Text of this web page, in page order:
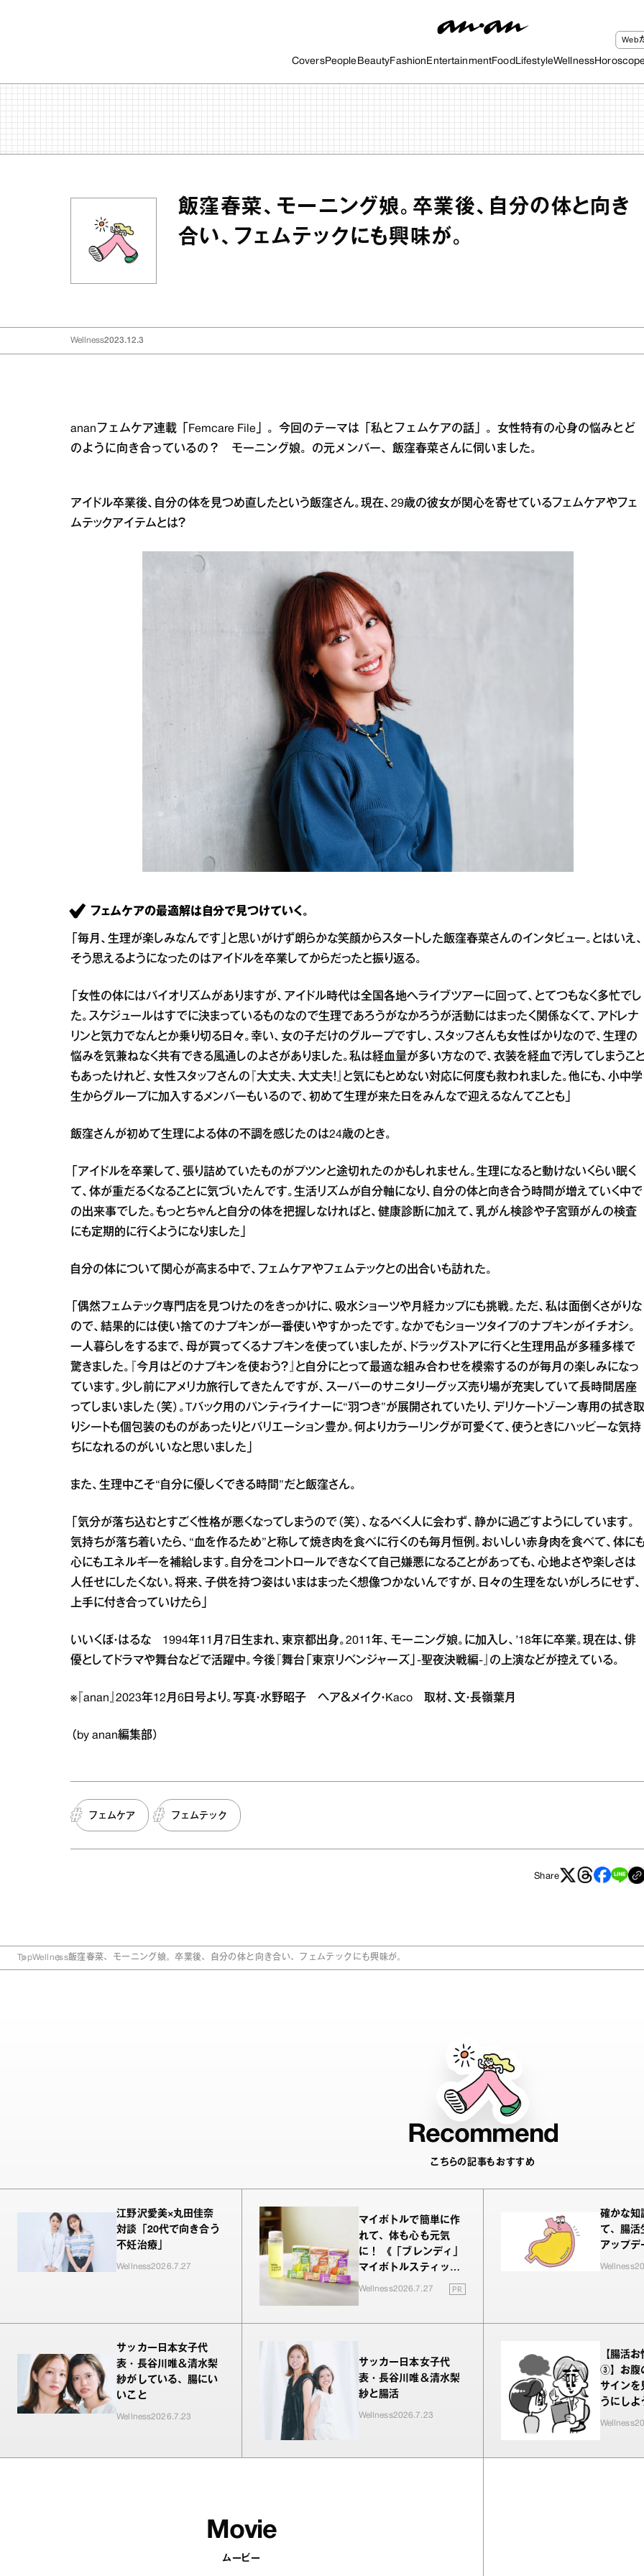
CoversPeople BeautyFashion EntertainmentFood LifestyleWellness
Web
飯窪春菜、モーニング娘。卒業後、自分の体と向き
合い、フェムテックにも興味が。
Wellness2023.12.3
ananフェムケア連載「Femcare File」。今回のテーマは「私とフェムケアの話」。女性特有の心身の悩みとど
のように向き合っているの？ モーニング娘。の元メンバー、飯窪春菜さんに伺いました。
アイドル卒業後、自分の体を見つめ直したという飯窪さん。現在、29歳の彼女が関心を寄せているフェムケアやフェ
ムテックアイテムとは？
フェムケアの最適解は自分で見つけていく。
「毎月、生理が楽しみなんです」と思いがけず朗らかな笑顔からスタートした飯窪春菜さんのインタビュー。とはいえ、
そう思えるようになったのはアイドルを卒業してからだったと振り返る。
「女性の体にはバイオリズムがありますが、アイドル時代は全国各地へライブツアーに回って、とてつもなく多忙でし
た。スケジュールはすでに決まっているものなので生理であろうがなかろうが活動にはまったく関係なくて、アドレナ
リンと気力でなんとか乗り切る日々。幸い、女の子だけのグループですし、スタッフさんも女性ばかりなので、生理の
悩みを気兼ねなく共有できる風通しのよさがありました。私は経血量が多い方なので、衣装を経血で汚してしまうこ
もあったけれど、女性スタッフさんの『大丈夫、大丈夫！』と気にもとめない対応に何度も救われました。他にも、小中学
生からグループに加入するメンバーもいるので、初めて生理が来た日をみんなで迎えるなんてことも」
飯窪さんが初めて生理による体の不調を感じたのは24歳のとき。
「アイドルを卒業して、張り詰めていたものがプツンと途切れたのかもしれません。生理になると動けないくらい眠く
て、体が重だるくなることに気づいたんです。生活リズムが自分軸になり、自分の体と向き合う時間が増えていく中で
の出来事でした。もっとちゃんと自分の体を把握しなければと、健康診断に加えて、乳がん検診や子宮頸がんの検査
にも定期的に行くようになりました」
自分の体について関心が高まる中で、フェムケアやフェムテックとの出合いも訪れた。
「偶然フェムテック専門店を見つけたのをきっかけに、吸水ショーツや月経カップにも挑戦。ただ、私は面倒くさがりな
ので、結果的には使い捨てのナプキンが一番使いやすかったです。なかでもショーツタイプのナプキンがイチオシ。
一人暮らしをするまで、母が買ってくるナプキンを使っていましたが、ドラッグストアに行くと生理用品が多種多様で
驚きました。『今月はどのナプキンを使おう？』と自分にとって最適な組み合わせを模索するのが毎月の楽しみになっ
ています。少し前にアメリカ旅行してきたんですが、スーパーのサニタリーグッズ売り場が充実していて長時間居座
ってしまいました（笑）。Tバック用のパンティライナーに“羽つき”が展開されていたり、デリケートゾーン専用の拭き取
りシートも個包装のものがあったりとバリエーション豊か。何よりカラーリングが可愛くて、使うときにハッピーな気持
ちになれるのがいいなと思いました」
また、生理中こそ“自分に優しくできる時間”だと飯窪さん。
「気分が落ち込むとすごく性格が悪くなってしまうので（笑）、なるべく人に会わず、静かに過ごすようにしています。
気持ちが落ち着いたら、“血を作るため”と称して焼き肉を食べに行くのも毎月恒例。おいしい赤身肉を食べて、体に
心にもエネルギーを補給します。自分をコントロールできなくて自己嫌悪になることがあっても、心地よさや楽しさは
人任せにしたくない。将来、子供を持つ姿はいまはまったく想像つかないんですが、日々の生理をないがしろにせず、
上手に付き合っていけたら」
いいくぼ・はるな 1994年11月7日生まれ、東京都出身。2011年、モーニング娘。に加入し、’18年に卒業。現在は、俳
優としてドラマや舞台などで活躍中。今後『舞台「東京リベンジャーズ」‐聖夜決戦編‐』の上演などが控えている。
※『anan』2023年12月6日号より。写真・水野昭子 ヘア＆メイク・Kaco 取材、文・長嶺葉月
（by anan編集部）
フェムケア フェムテック
Share
TopWellness飯窪春菜、モーニング娘。卒業後、自分の体と向き合い、フェムテックにも興味が。
Recommend
こちらの記事もおすすめ
江野沢愛美×丸田佳奈
対談「20代で向き合う
不妊治療」
Wellness2026.7.27
マイボトルで簡単に作
れて、体も心も元気
に！ 《「ブレンディ」
マイボトルスティッ
ク いいこと毎日》シ
Wellness2026.7.27 PR
確かな知
て、腸活
アップデ
Wellness
サッカー日本女子代
表・長谷川唯＆清水梨
紗がしている、腸にい
いこと
Wellness2026.7.23
サッカー日本女子代
表・長谷川唯＆清水梨
紗と腸活
Wellness2026.7.23
【腸活
③】お腹
サインを
うにしよ
Wellness
Movie
ムービー